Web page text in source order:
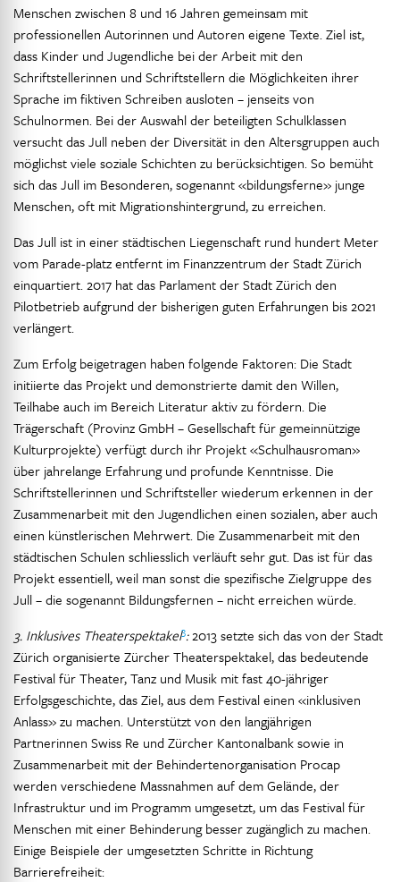
Menschen zwischen 8 und 16 Jahren gemeinsam mit
professionellen Autorinnen und Autoren eigene Texte. Ziel ist,
dass Kinder und Jugendliche bei der Arbeit mit den
Schriftstellerinnen und Schriftstellern die Möglichkeiten ihrer
Sprache im fiktiven Schreiben ausloten – jenseits von
Schulnormen. Bei der Auswahl der beteiligten Schulklassen
versucht das Jull neben der Diversität in den Altersgruppen auch
möglichst viele soziale Schichten zu berücksichtigen. So bemüht
sich das Jull im Besonderen, sogenannt «bildungsferne» junge
Menschen, oft mit Migrationshintergrund, zu erreichen.
Das Jull ist in einer städtischen Liegenschaft rund hundert Meter
vom Parade-platz entfernt im Finanzzentrum der Stadt Zürich
einquartiert. 2017 hat das Parlament der Stadt Zürich den
Pilotbetrieb aufgrund der bisherigen guten Erfahrungen bis 2021
verlängert.
Zum Erfolg beigetragen haben folgende Faktoren: Die Stadt
initiierte das Projekt und demonstrierte damit den Willen,
Teilhabe auch im Bereich Literatur aktiv zu fördern. Die
Trägerschaft (Provinz GmbH – Gesellschaft für gemeinnützige
Kulturprojekte) verfügt durch ihr Projekt «Schulhausroman»
über jahrelange Erfahrung und profunde Kenntnisse. Die
Schriftstellerinnen und Schriftsteller wiederum erkennen in der
Zusammenarbeit mit den Jugendlichen einen sozialen, aber auch
einen künstlerischen Mehrwert. Die Zusammenarbeit mit den
städtischen Schulen schliesslich verläuft sehr gut. Das ist für das
Projekt essentiell, weil man sonst die spezifische Zielgruppe des
Jull – die sogenannt Bildungsfernen – nicht erreichen würde.
3. Inklusives Theaterspektakel3:2013 setzte sich das von der Stadt
Zürich organisierte Zürcher Theaterspektakel, das bedeutende
Festival für Theater, Tanz und Musik mit fast 40-jähriger
Erfolgsgeschichte, das Ziel, aus dem Festival einen «inklusiven
Anlass» zu machen. Unterstützt von den langjährigen
Partnerinnen Swiss Re und Zürcher Kantonalbank sowie in
Zusammenarbeit mit der Behindertenorganisation Procap
werden verschiedene Massnahmen auf dem Gelände, der
Infrastruktur und im Programm umgesetzt, um das Festival für
Menschen mit einer Behinderung besser zugänglich zu machen.
Einige Beispiele der umgesetzten Schritte in Richtung
Barrierefreiheit: